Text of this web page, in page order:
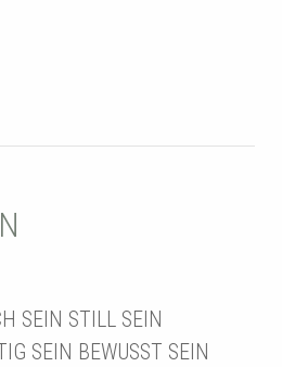
SEIN STILL SEIN
SEIN BEWUSST SEIN